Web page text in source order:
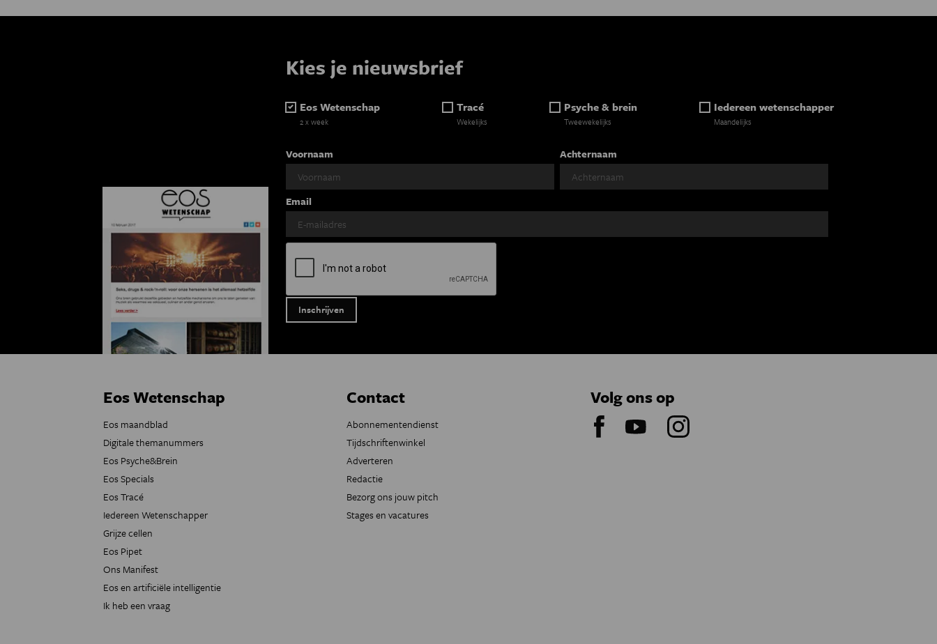
Kies je nieuwsbrief
Eos Wetenschap
2 x week
Tracé
Wekelijks
Psyche & brein
Tweewekelijks
Iedereen wetenschapper
Maandelijks
Voornaam Achternaam
Email
Eos Wetenschap
Eos maandblad
Digitale themanummers
Eos Psyche&Brein
Eos Specials
Eos Tracé
Iedereen Wetenschapper
Grijze cellen
Eos Pipet
Ons Manifest
Eos en artificiële intelligentie
Ik heb een vraag
Contact
Abonnementendienst
Tijdschriftenwinkel
Adverteren
Redactie
Bezorg ons jouw pitch
Stages en vacatures
Volg ons op